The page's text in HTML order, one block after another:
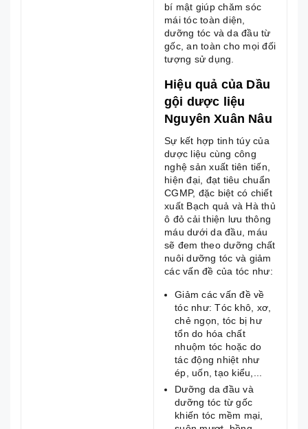
bí mật giúp chăm sóc
mái tóc toàn diện,
dưỡng tóc và da đầu từ
gốc, an toàn cho mọi đối
tượng sử dụng.
Hiệu quả của Dầu
gội dược liệu
Nguyên Xuân Nâu
Sự kết hợp tinh túy của
dược liệu cùng công
nghệ sản xuất tiên tiến,
hiện đại, đạt tiêu chuẩn
CGMP, đặc biệt có chiết
xuất Bạch quả và Hà thủ
ô đỏ cải thiện lưu thông
máu dưới da đầu, máu
sẽ đem theo dưỡng chất
nuôi dưỡng tóc và giảm
các vấn đề của tóc như:
Giảm các vấn đề về
tóc như: Tóc khô, xơ,
chẻ ngọn, tóc bị hư
tổn do hóa chất
nhuộm tóc hoặc do
tác động nhiệt như
ép, uốn, tạo kiểu,...
Dưỡng da đầu và
dưỡng tóc từ gốc
khiến tóc mềm mại,